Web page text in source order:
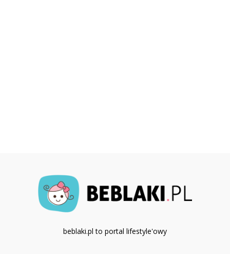
beblaki.pl to portal lifestyle'owy